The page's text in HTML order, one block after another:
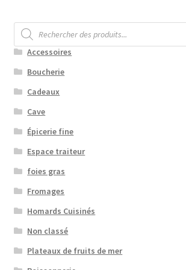
Recherche
de
produits
Accessoires
Boucherie
Cadeaux
Cave
Épicerie fine
Espace traiteur
foies gras
Fromages
Homards Cuisinés
Non classé
Plateaux de fruits de mer